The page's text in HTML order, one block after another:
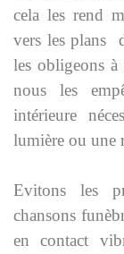
cela les rend
vers les plans
les obligeons à
nous les
intérieure
lumière ou une
Evitons les
chansons
en contact